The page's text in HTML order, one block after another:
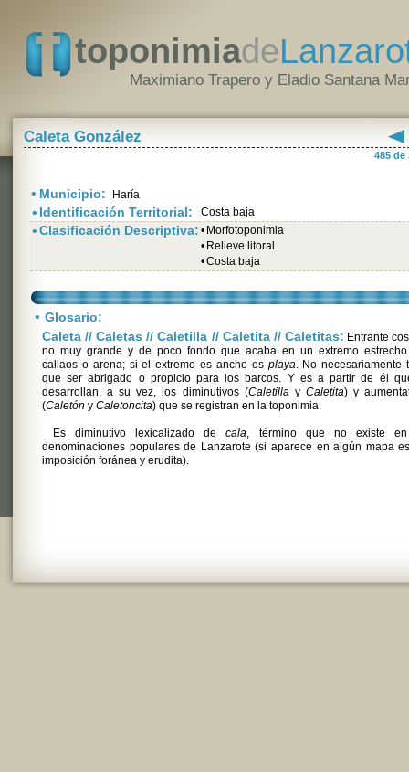
toponimiade
Maximiano Trapero y Eladio Santana
Caleta González
485 de
• Municipio: Haría
• Identificación Territorial: Costa baja
•Clasificación Descriptiva: • Morfotoponimia
• Relieve litoral
•Costa baja
• Glosario:
Caleta // Caletas // Caletilla // Caletita // Caletitas: Entrante
no muy grande y de poco fondo que acaba en un extremo
callaos o arena; si el extremo es ancho es playa. No necesariamente
que ser abrigado o propicio para los barcos. Y es a partir de él
desarrollan, a su vez, los diminutivos (Caletillay Caletita) y
(Caletón y Caletoncita) que se registran en la toponimia.
Es diminutivo lexicalizado decala, término que no existe
denominaciones populares de Lanzarote (si aparece en algún mapa
imposición foránea y erudita).